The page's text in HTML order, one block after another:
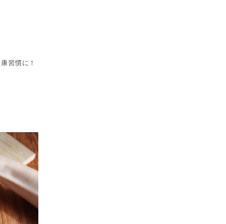
習慣に！